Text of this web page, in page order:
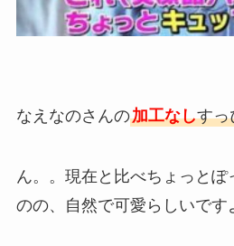
なえなのさんの加工なしすっ
ん。。現在と比べちょっとぽ
のの、自然で可愛らしいです